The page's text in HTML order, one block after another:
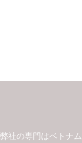
弊社の専門はベトナ